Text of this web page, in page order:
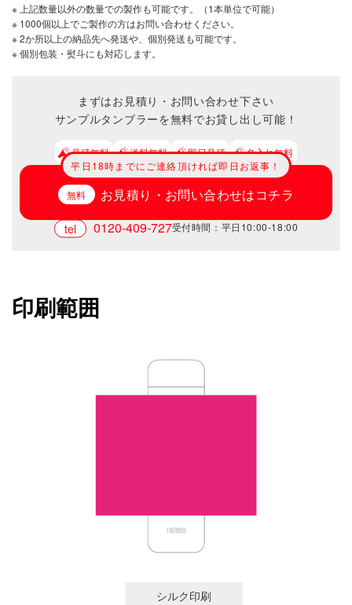
※ 上記数量以外の数量での製作も可能です。（1本単位で可能）
※ 1000個以上でご製作の方はお問い合わせください。
※ 2か所以上の納品先へ発送や、個別発送も可能です。
※ 個別包装・熨斗にも対応します。
まずはお見積り・お問い合わせ下さい
サンプルタンブラーを無料でお貸し出し可能！
見積無料 送料無料 即日見積 名入れ無料
お見積り・お問い合わせはコチラ
平日18時までにご連絡頂ければ即日お返事！
0120-409-727受付時間：平日10:00-18:00
印刷範囲
シルク印刷